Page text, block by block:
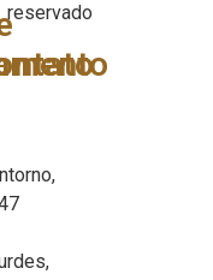
reservado